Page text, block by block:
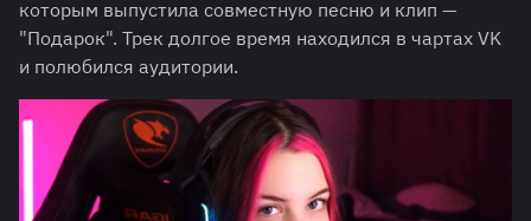
которым выпустила совместную песню и клип —
"Подарок". Трек долгое время находился в чартах VK
и полюбился аудитории.